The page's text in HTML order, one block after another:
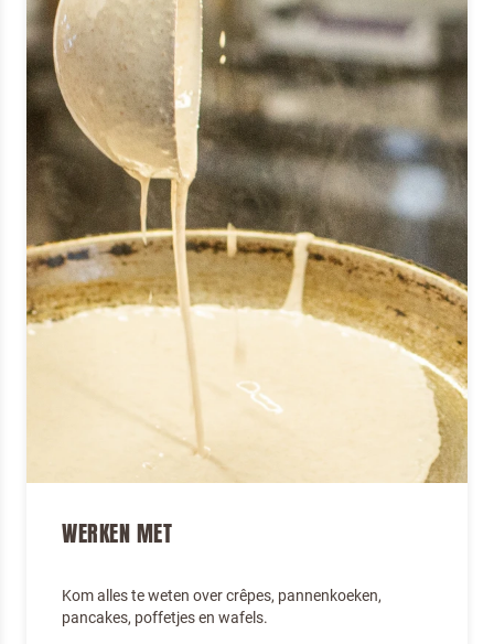
WERKEN MET
Kom alles te weten over crêpes, pannenkoeken,
pancakes, poffetjes en wafels.
Terugbelverzoek